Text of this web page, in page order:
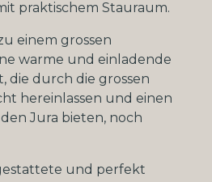
praktischem Stauraum.
einem grossen
warme und einladende
die durch die grossen
hereinlassen und einen
Jura bieten, noch
und perfekt